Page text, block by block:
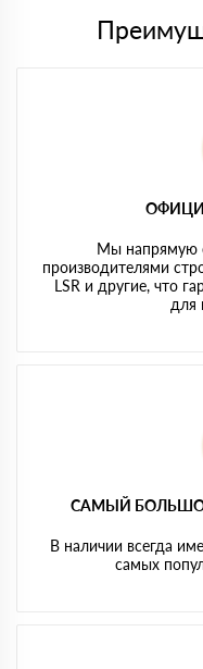
Мы напрямую
производителями
LSR и другие, что
для
САМЫЙ
В наличии всегда
самых